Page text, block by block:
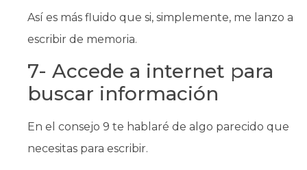
Así es más fluido que si, simplemente, me lanzo a
escribir de memoria.
7- Accede a internet para
buscar información
En el consejo 9 te hablaré de algo parecido que
necesitas para escribir.